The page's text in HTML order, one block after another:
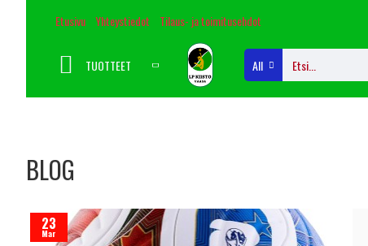
Etusivu Yhteystiedot Tilaus- ja toimitusehdot
TUOTTEET All
BLOG
23
Mar